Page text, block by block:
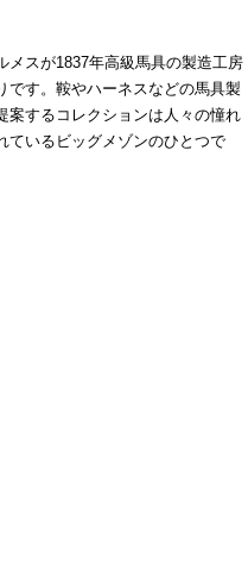
メスが1837年高級馬具の製造工房
です。鞍やハーネスなどの馬具製
案するコレクションは人々の憧れ
ているビッグメゾンのひとつで